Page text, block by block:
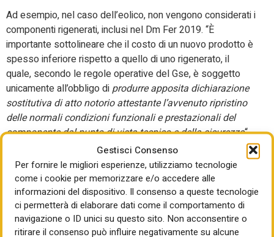
Gestisci Consenso
Per fornire le migliori esperienze, utilizziamo tecnologie
come i cookie per memorizzare e/o accedere alle
informazioni del dispositivo. Il consenso a queste tecnologie
ci permetterà di elaborare dati come il comportamento di
navigazione o ID unici su questo sito. Non acconsentire o
ritirare il consenso può influire negativamente su alcune
Ad esempio, nel caso dell’eolico, non vengono considerati i
componenti rigenerati, inclusi nel Dm Fer 2019. “È
importante sottolineare che il costo di un nuovo prodotto è
spesso inferiore rispetto a quello di uno rigenerato, il
quale, secondo le regole operative del Gse, è soggetto
unicamente all’obbligo diprodurre apposita dichiarazione
sostitutiva di atto notorio attestante l’avvenuto ripristino
delle normali condizioni funzionali e prestazionali del
componente dal punto di vista tecnico e della sicurezza“.
Di qui, i dubbi sulla disponibilità per i prodotti rigenerati
delle necessarie certificazioni previste dalla normativa
analogamente a quanto richiesto per i componenti nuovi.
Per Anie, si deve creare una filiera nazionale
tecnologicamente avanzata ed innovativa con prodotti
performanti conformi alle norme tecniche, duraturi e sicuri.